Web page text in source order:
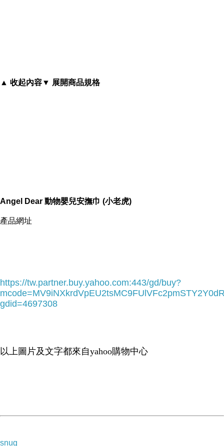
內容簡介
▲ 收起內容▼ 展開商品規格
Angel Dear 動物嬰兒安撫巾 (小老虎)
產品網址
https://tw.partner.buy.yahoo.com:443/gd/buy?
gdid=4697308
以上圖片及文字都來自yahoo購物中心
snug